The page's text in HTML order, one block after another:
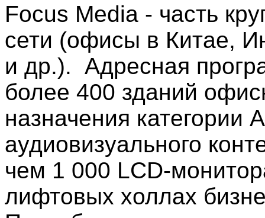
Focus Media - часть
сети (офисы в Китае,
и др.). Адресная
более 400 зданий
назначения
аудиовизуального
чем 1 000 LCD-
лифтовых холлах